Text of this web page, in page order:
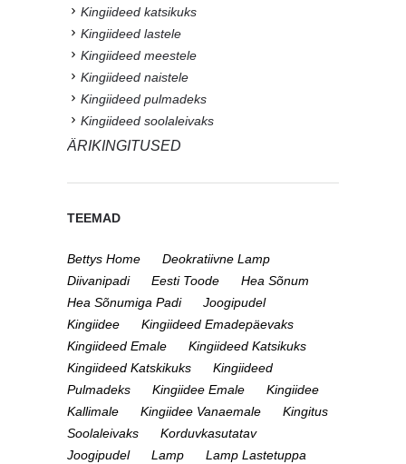
Kingiideed katsikuks
Kingiideed lastele
Kingiideed meestele
Kingiideed naistele
Kingiideed pulmadeks
Kingiideed soolaleivaks
ÄRIKINGITUSED
TEEMAD
Bettys Home
Deokratiivne Lamp
Diivanipadi
Eesti Toode
Hea Sõnum
Hea Sõnumiga Padi
Joogipudel
Kingiidee
Kingiideed Emadepäevaks
Kingiideed Emale
Kingiideed Katsikuks
Kingiideed Katskikuks
Kingiideed
Pulmadeks
Kingiidee Emale
Kingiidee
Kallimale
Kingiidee Vanaemale
Kingitus
Soolaleivaks
Korduvkasutatav
Joogipudel
Lamp
Lamp Lastetuppa